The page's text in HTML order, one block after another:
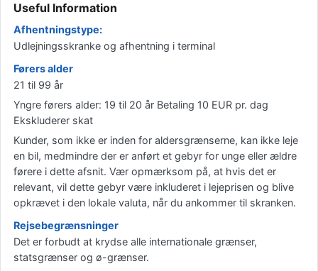
Useful Information
Afhentningstype:
Udlejningsskranke og afhentning i terminal
Førers alder
21 til 99 år
Yngre førers alder: 19 til 20 år Betaling 10 EUR pr. dag
Ekskluderer skat
Kunder, som ikke er inden for aldersgrænserne, kan ikke leje
en bil, medmindre der er anført et gebyr for unge eller ældre
førere i dette afsnit. Vær opmærksom på, at hvis det er
relevant, vil dette gebyr være inkluderet i lejeprisen og blive
opkrævet i den lokale valuta, når du ankommer til skranken.
Rejsebegrænsninger
Det er forbudt at krydse alle internationale grænser,
statsgrænser og ø-grænser.